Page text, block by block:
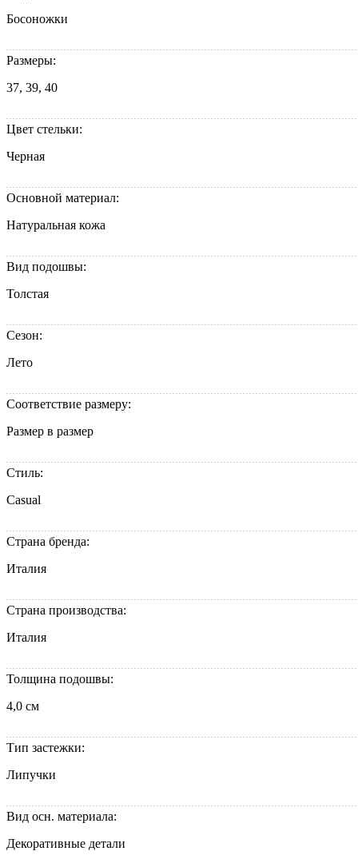
Босоножки
Размеры:
37, 39, 40
Цвет стельки:
Черная
Основной материал:
Натуральная кожа
Вид подошвы:
Толстая
Сезон:
Лето
Соответствие размеру:
Размер в размер
Стиль:
Casual
Страна бренда:
Италия
Страна производства:
Италия
Толщина подошвы:
4,0 см
Тип застежки:
Липучки
Вид осн. материала:
Декоративные детали